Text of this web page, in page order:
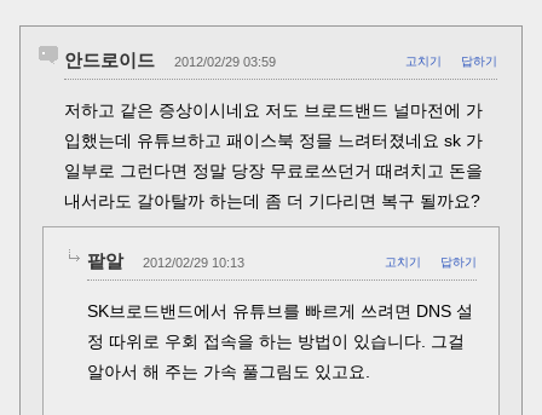
안드로이드 2012/02/29 03:59 고치기 답하기
저하고 같은 증상이시네요 저도 브로드밴드 널마전에 가
입했는데 유튜브하고 패이스북 정믈 느려터졌네요 sk 가
일부로 그런다면 정말 당장 무료로쓰던거 때려치고 돈을
내서라도 갈아탈까 하는데 좀 더 기다리면 복구 될까요?
팥알 2012/02/29 10:13 고치기 답하기
SK브로드밴드에서 유튜브를 빠르게 쓰려면 DNS 설
정 따위로 우회 접속을 하는 방법이 있습니다. 그걸
알아서 해 주는 가속 풀그림도 있고요.